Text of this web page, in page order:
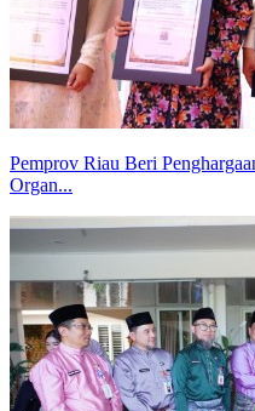
Pemprov Riau Beri
Organ...